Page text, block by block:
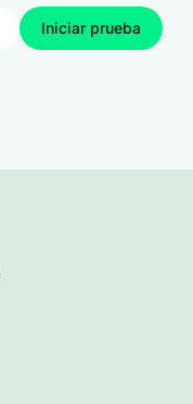
Iniciar prueba